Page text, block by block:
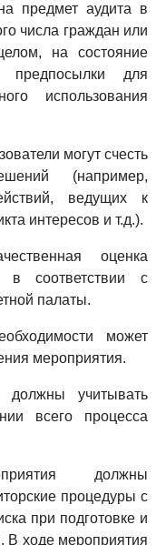
предмет аудита в
числа граждан или
на состояние
предпосылки для
использования
могут счесть
(например,
ведущих к
интересов и т.д.).
оценка
в соответствии с
палаты.
может
мероприятия.
должны учитывать
всего процесса
должны
процедуры с
при подготовке и
В ходе мероприятия